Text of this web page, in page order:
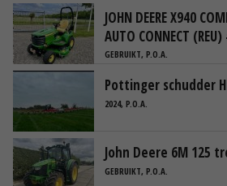
JOHN DEERE X940
AUTO CONNECT
GEBRUIKT, P.O.A.
Pottinger schudder
2024, P.O.A.
John Deere 6M 125
GEBRUIKT, P.O.A.